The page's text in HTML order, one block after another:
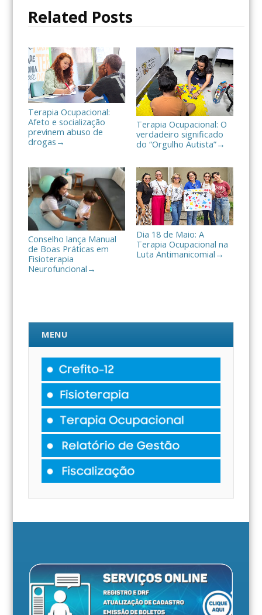
k
i
a
r
Related Posts
Terapia Ocupacional:
Afeto e socialização
previnem abuso de
drogas →
Terapia Ocupacional: O
verdadeiro significado
do “Orgulho Autista”→
Conselho lança Manual
de Boas Práticas em
Fisioterapia
Neurofuncional →
Dia 18 de Maio: A
Terapia Ocupacional na
Luta Antimanicomial →
MENU